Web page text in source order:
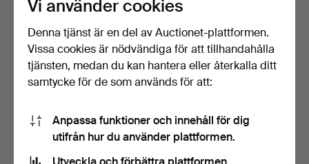
glasskulptur samt en välhållen - föredömligt
J Wegner.
Detta några smakprov ur en auktion som rymmer över
200 utrop. Här finns även smycken, glas, keramik,
silver, klassiska möbler och mycket mer ändå.
Vi använder cookies
Denna tjänst är en del av Auctionet-plattformen.
Vissa cookies är nödvändiga för att tillhandahålla
tjänsten, medan du kan hantera eller återkalla ditt
samtycke för de som används för att:
Anpassa funktioner och innehåll för dig
utifrån hur du använder plattformen.